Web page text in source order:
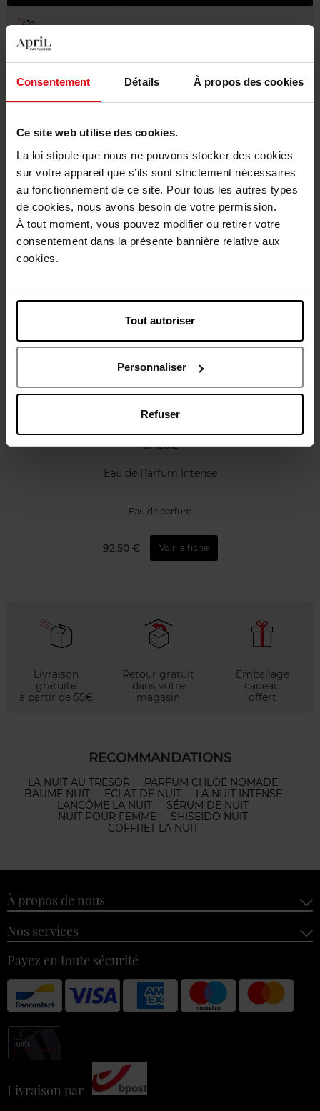
Consentement Détails À propos des cookies
Ce site web utilise des cookies.
La loi stipule que nous ne pouvons stocker des cookies
sur votre appareil que s’ils sont strictement nécessaires
au fonctionnement de ce site. Pour tous les autres types
de cookies, nous avons besoin de votre permission.
À tout moment, vous pouvez modifier ou retirer votre
consentement dans la présente bannière relative aux
cookies.
Tout autoriser
Personnaliser
Refuser
Emballage cadeau offert
Description
Caractéristiques
Avis client
CHLOE
Eau de Parfum Intense
Eau de parfum
92,50 € Voir la fiche
Livraison
gratuite
à partir de 55€
Retour gratuit
dans votre
magasin
Emballage
cadeau
offert
RECOMMANDATIONS
LA NUIT AU TRESOR
PARFUM CHLOE NOMADE
BAUME NUIT
ÉCLAT DE NUIT
LA NUIT INTENSE
LANCÔME LA NUIT
SÉRUM DE NUIT
NUIT POUR FEMME
SHISEIDO NUIT
COFFRET LA NUIT
À propos de nous
Nos services
Payez en toute sécurité
Livraison par